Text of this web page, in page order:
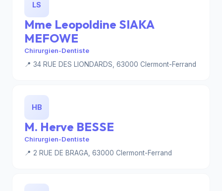
LS
Mme Leopoldine SIAKA
MEFOWE
Chirurgien-Dentiste
📍 34 RUE DES LIONDARDS, 63000 Clermont-Ferrand
HB
M. Herve BESSE
Chirurgien-Dentiste
📍 2 RUE DE BRAGA, 63000 Clermont-Ferrand